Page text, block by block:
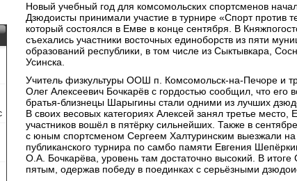
Новый учебный год для комсомольских спортсменов
Дзюдоисты принимали участие в турнире «Спорт против
который состоялся в Емве в конце сентября. В
съехались участники восточных единоборств из пяти
образований республики, в том числе из Сыктывкара,
Усинска.
Учитель физкультуры ООШ п. Комсомольск-на-Печоре и
Олег Алексеевич Бочкарёв с гордостью сообщил, что его
братья-близнецы Шарыгины стали одними из лучших
В своих весовых категориях Алексей занял третье место,
участников вошёл в пятёрку сильнейших. Также в
с юным спортсменом Сергеем Халтуринским выезжали на
публиканского турнира по самбо памяти Евгения
О.А. Бочкарёва, уровень там достаточно высокий. В итоге
пятым, одержав победу в поединках с серьёзными